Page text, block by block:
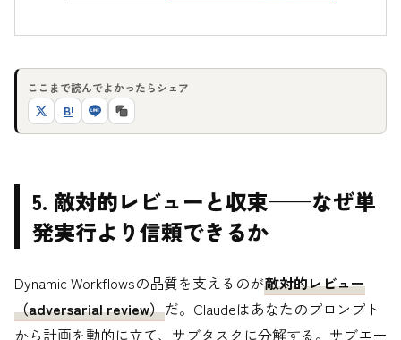
ここまで読んでよかったらシェア
B!
5. 敵対的レビューと収束——なぜ単
発実行より信頼できるか
Dynamic Workflowsの品質を支えるのが敵対的レビュー
（adversarial review）だ。Claudeはあなたのプロンプト
から計画を動的に立て、サブタスクに分解する。サブエー